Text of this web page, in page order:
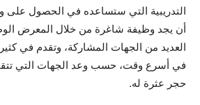
التدريبية التي ستساعده في الحصول على
أن يجد وظيفة شاغرة من خلال المعرض
العديد من الجهات المشاركة، وتقدم في كثير
في أسرع وقت، حسب وعد الجهات التي
حجر عثرة له.